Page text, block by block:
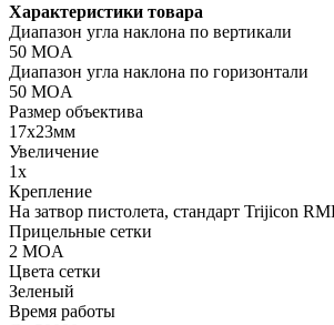
Характеристики товара
Диапазон угла наклона по вертикали
50 MOA
Диапазон угла наклона по горизонтали
50 MOA
Размер объектива
17х23мм
Увеличение
1x
Крепление
На затвор пистолета, стандарт Trijicon
Прицельные сетки
2 MOA
Цвета сетки
Зеленый
Время работы